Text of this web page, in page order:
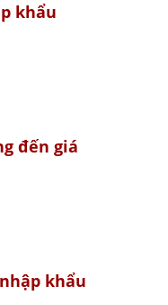
khẩu
đến giá
khẩu